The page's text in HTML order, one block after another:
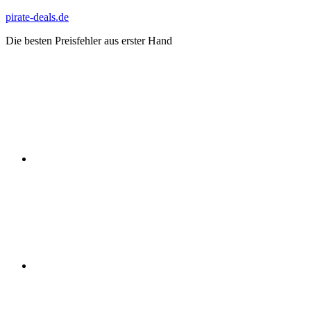
Zum
springen
pirate-deals.de
Die besten Preisfehler aus erster Hand